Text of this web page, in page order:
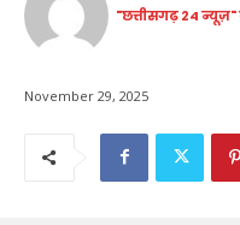
"छत्तीसगढ़ 24 न्यूज़"
November 29, 2025